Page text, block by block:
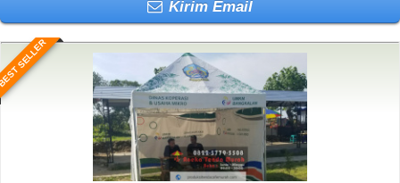
Kirim Email
SELLER